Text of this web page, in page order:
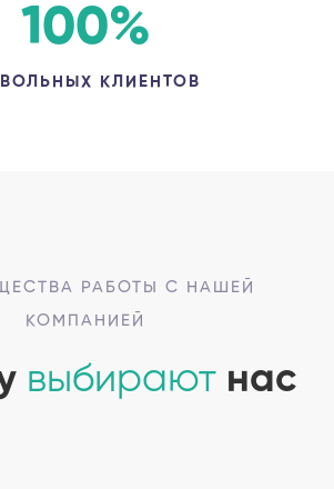
100%
КЛИЕНТОВ
РАБОТЫ С НАШЕЙ
КОМПАНИЕЙ
выбираютнас